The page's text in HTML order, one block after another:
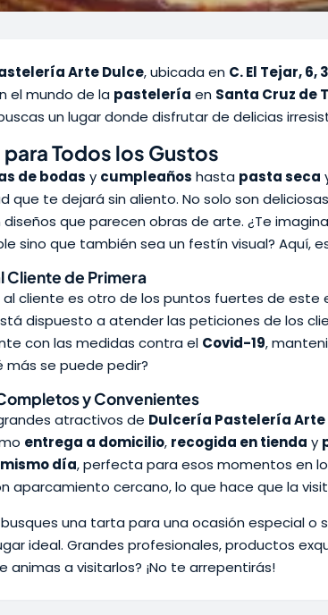
Arte Dulce, ubicada en C. El Tejar, 6,
el mundo de la pastelería en Santa Cruz de
un lugar donde disfrutar de delicias
Todos los Gustos
de bodas y cumpleaños hasta pasta seca
que te dejará sin aliento. No solo son
diseños que parecen obras de arte. ¿Te
sino que también sea un festín visual? Aquí,
Cliente de Primera
al cliente es otro de los puntos fuertes de este
dispuesto a atender las peticiones de los
con las medidas contra el Covid-19,
más se puede pedir?
y Convenientes
atractivos de Dulcería Pastelería Arte
entrega a domicilio, recogida en tienda y
día, perfecta para esos momentos en
aparcamiento cercano, lo que hace que la
una tarta para una ocasión especial o
ideal. Grandes profesionales, productos
animas a visitarlos? ¡No te arrepentirás!